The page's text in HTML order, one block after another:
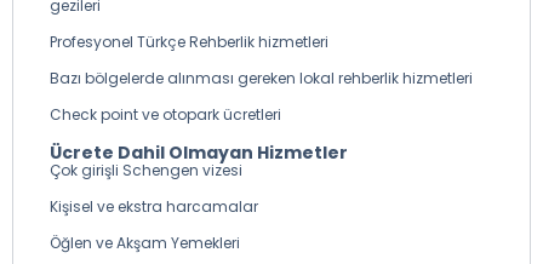
gezileri
Profesyonel Türkçe Rehberlik hizmetleri
Bazı bölgelerde alınması gereken lokal rehberlik hizmetleri
Check point ve otopark ücretleri
Ücrete Dahil Olmayan Hizmetler
Çok girişli Schengen vizesi
Kişisel ve ekstra harcamalar
Öğlen ve Akşam Yemekleri